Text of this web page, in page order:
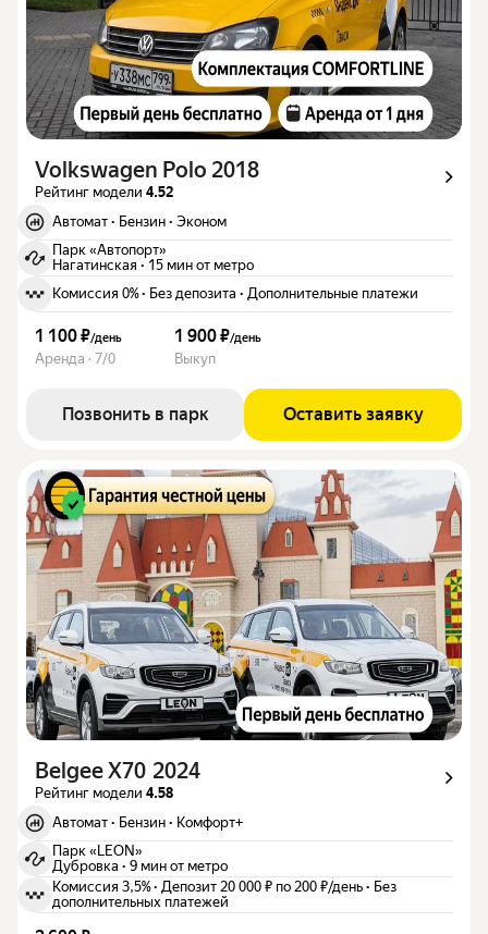
Volkswagen Polo 2018
Рейтинг модели 4.52
Автомат · Бензин · Эконом
Парк «Автопорт»
Нагатинская · 15 мин от метро
Комиссия 0%· Без депозита · Дополнительные платежи
1 100 ₽/день
Аренда · 7/0
1 900 ₽/день
Выкуп
Позвонить в парк Оставить заявку
Belgee X70 2024
Рейтинг модели 4.58
Автомат · Бензин · Комфорт+
Парк «LEON»
Дубровка · 9 мин от метро
Комиссия 3,5%· Депозит 20 000 ₽ по 200 ₽/день · Без
дополнительных платежей